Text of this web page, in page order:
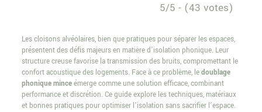
5/5 - (43 votes)
Les cloisons alvéolaires, bien que pratiques pour séparer les espaces,
présentent des défis majeurs en matière d’isolation phonique. Leur
structure creuse favorise la transmission des bruits, compromettant le
confort acoustique des logements. Face à ce problème, ledoublage
phonique minceémerge comme une solution efficace, combinant
performance et discrétion. Ce guide explore les techniques, matériaux
et bonnes pratiques pour optimiser l’isolation sans sacrifier l’espace.